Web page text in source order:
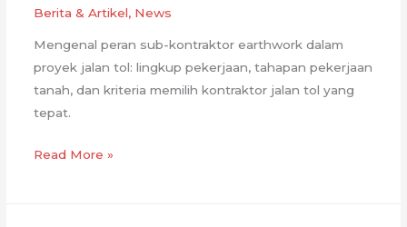
Berita & Artikel, News
Mengenal peran sub-kontraktor earthwork dalam
proyek jalan tol: lingkup pekerjaan, tahapan pekerjaan
tanah, dan kriteria memilih kontraktor jalan tol yang
tepat.
Kontraktor
Read More »